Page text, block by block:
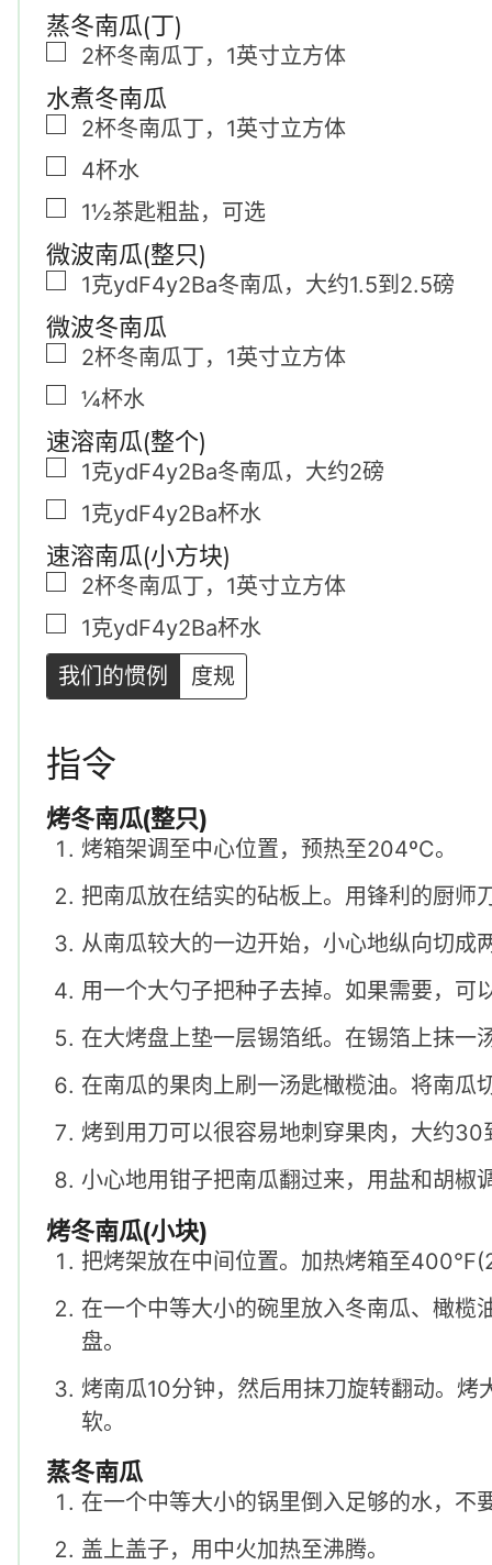
蒸冬南瓜(丁)
▢
2杯冬南瓜丁， 1英寸立方体
水煮冬南瓜
▢
2杯冬南瓜丁， 1英寸立方体
▢
4杯水
▢
1½茶匙粗盐， 可选
微波南瓜(整只)
▢
1克ydF4y2Ba冬南瓜， 大约1.5到2.5磅
微波冬南瓜
▢
2杯冬南瓜丁， 1英寸立方体
▢
¼杯水
速溶南瓜(整个)
▢
1克ydF4y2Ba冬南瓜， 大约2磅
▢
1克ydF4y2Ba杯水
速溶南瓜(小方块)
▢
2杯冬南瓜丁， 1英寸立方体
▢
1克ydF4y2Ba杯水
我们的惯例
度规
指令
烤冬南瓜(整只)
烤箱架调至中心位置，预热至204ºC。
把南瓜放在结实的砧板上。用锋利的厨师
从南瓜较大的一边开始，小心地纵向切成
用一个大勺子把种子去掉。如果需要，可
在大烤盘上垫一层锡箔纸。在锡箔上抹一
在南瓜的果肉上刷一汤匙橄榄油。将南瓜
烤到用刀可以很容易地刺穿果肉，大约
小心地用钳子把南瓜翻过来，用盐和胡椒
烤冬南瓜(小块)
把烤架放在中间位置。加热烤箱至
在一个中等大小的碗里放入冬南瓜、橄榄
盘。
烤南瓜10分钟，然后用抹刀旋转翻动。
软。
蒸冬南瓜
在一个中等大小的锅里倒入足够的水，不
盖上盖子，用中火加热至沸腾。